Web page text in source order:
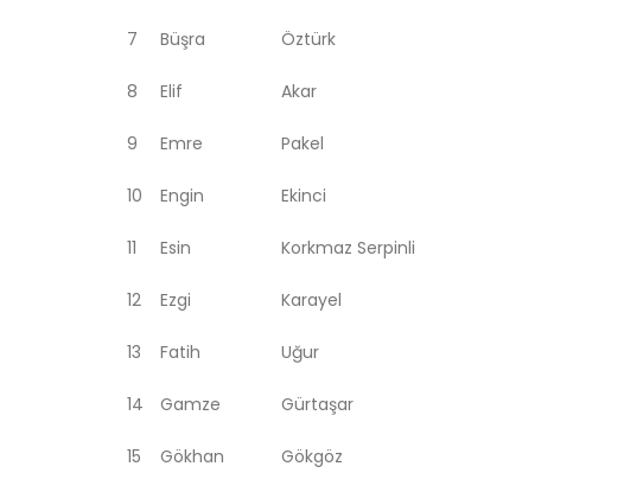
7 Büşra Öztürk
8 Elif Akar
9 Emre Pakel
10 Engin Ekinci
11 Esin Korkmaz Serpinli
12 Ezgi Karayel
13 Fatih Uğur
14 Gamze Gürtaşar
15 Gökhan Gökgöz